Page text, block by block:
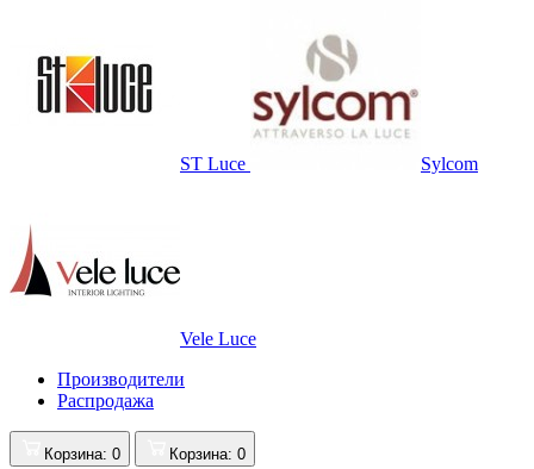
ST Luce Sylcom
Vele Luce
Производители
Распродажа
Корзина: 0 Корзина: 0